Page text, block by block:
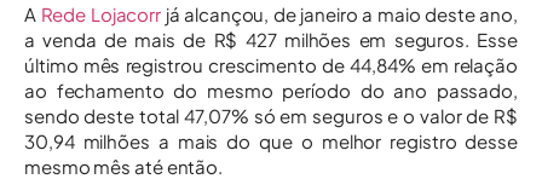
A Rede Lojacorr já alcançou, de janeiro a maio deste ano,
a venda de mais de R$ 427 milhões em seguros. Esse
último mês registrou crescimento de 44,84% em relação
ao fechamento do mesmo período do ano passado,
sendo deste total 47,07% só em seguros e o valor de R$
30,94 milhões a mais do que o melhor registro desse
mesmo mês até então.